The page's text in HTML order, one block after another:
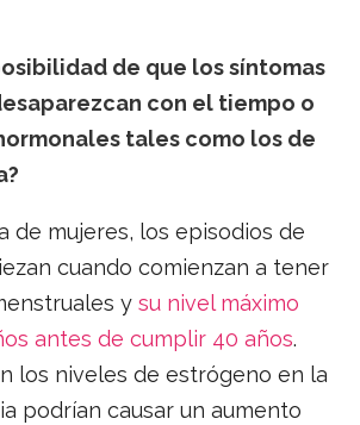
de que los síntomas
con el tiempo o
tales como los de
de mujeres, los episodios de
cuando comienzan a tener
y su nivel máximo
antes de cumplir 40 años.
los niveles de estrógeno en la
podrían causar un aumento